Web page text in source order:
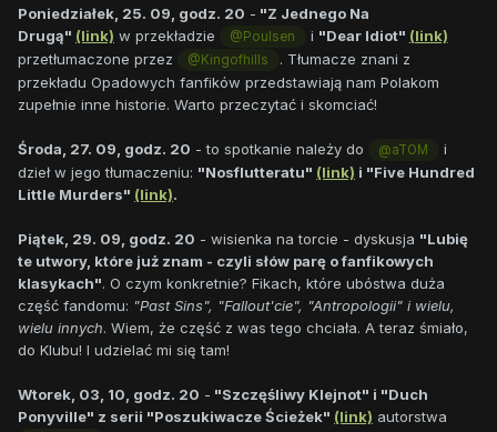
Poniedziałek, 25. 09, godz. 20 - "Z Jednego Na
Drugą" (link) w przekładzie @Poulsen i "Dear Idiot" (link)
przetłumaczone przez
@Kingofhills
. Tłumacze znani z
przekładu Opadowych fanfików przedstawiają nam Polakom
zupełnie inne historie. Warto przeczytać i skomciać!
Środa, 27. 09, godz. 20 - to spotkanie należy do @aTOM
i
dzieł w jego tłumaczeniu: "Nosflutteratu" (link) i "Five Hundred
Little Murders" (link).
Piątek, 29. 09, godz. 20 - wisienka na torcie - dyskusja "Lubię
te utwory, które już znam - czyli słów parę o fanfikowych
klasykach". O czym konkretnie? Fikach, które ubóstwa duża
część fandomu: "Past Sins", "Fallout'cie", "Antropologii" i wielu,
wielu innych. Wiem, że część z was tego chciała. A teraz śmiało,
do Klubu! I udzielać mi się tam!
Wtorek, 03, 10, godz. 20 - "Szczęśliwy Klejnot" i "Duch
Ponyville" z serii "Poszukiwacze Ścieżek" (link) autorstwa